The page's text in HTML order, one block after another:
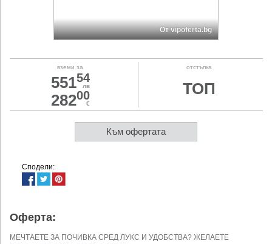
От vipoferta.bg
вземи за
55154
лв
28200
€
отстъпка
ТОП
Към офертата
Сподели:
Оферта:
МЕЧТАЕТЕ ЗА ПОЧИВКА СРЕД ЛУКС И УДОБСТВА? ЖЕЛАЕТЕ